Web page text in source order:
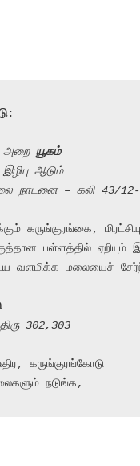
அறை யூகம்
ஆடும்
நாடனை – கலி 43/12-
கருங்குரங்கை,
302,303
கருங்குரங்கோடு
நடுங்க,